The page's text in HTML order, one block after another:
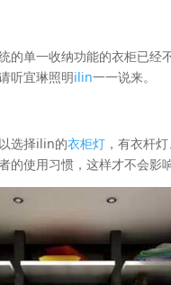
的单一收纳功能的衣柜已经
听宜琳照明ilin一一说来。
选择ilin的衣柜灯 ，有衣杆
使用习惯，这样才不会影响